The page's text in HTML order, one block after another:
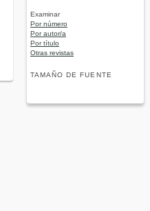
Examinar
Por número
Por autor/a
Por título
Otras revistas
TAMAÑO DE FUENTE